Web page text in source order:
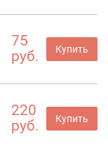
75
руб.
Купить
220
руб.
Купить